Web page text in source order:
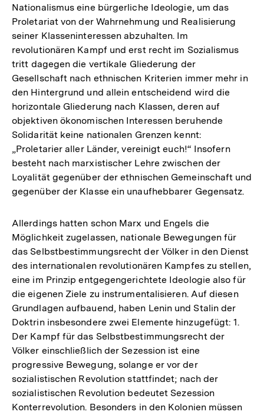
Nationalismus eine bürgerliche Ideologie, um das
Proletariat von der Wahrnehmung und Realisierung
seiner Klasseninteressen abzuhalten. Im
revolutionären Kampf und erst recht im Sozialismus
tritt dagegen die vertikale Gliederung der
Gesellschaft nach ethnischen Kriterien immer mehr in
den Hintergrund und allein entscheidend wird die
horizontale Gliederung nach Klassen, deren auf
objektiven ökonomischen Interessen beruhende
Solidarität keine nationalen Grenzen kennt:
„Proletarier aller Länder, vereinigt euch!“ Insofern
besteht nach marxistischer Lehre zwischen der
Loyalität gegenüber der ethnischen Gemeinschaft und
gegenüber der Klasse ein unaufhebbarer Gegensatz.
Allerdings hatten schon Marx und Engels die
Möglichkeit zugelassen, nationale Bewegungen für
das Selbstbestimmungsrecht der Völker in den Dienst
des internationalen revolutionären Kampfes zu stellen,
eine im Prinzip entgegengerichtete Ideologie also für
die eigenen Ziele zu instrumentalisieren. Auf diesen
Grundlagen aufbauend, haben Lenin und Stalin der
Doktrin insbesondere zwei Elemente hinzugefügt: 1.
Der Kampf für das Selbstbestimmungsrecht der
Völker einschließlich der Sezession ist eine
progressive Bewegung, solange er vor der
sozialistischen Revolution stattfindet; nach der
sozialistischen Revolution bedeutet Sezession
Konterrevolution. Besonders in den Kolonien müssen